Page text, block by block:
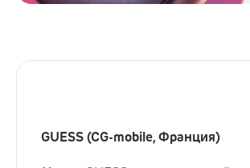
GUESS (CG-mobile, Франция)